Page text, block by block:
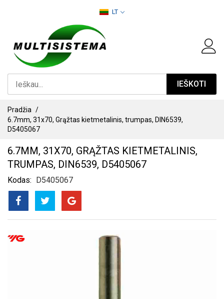
LT
IEŠKOTI
Pradžia
6.7mm, 31x70, Grąžtas kietmetalinis, trumpas, DIN6539,
D5405067
6.7MM, 31X70, GRĄŽTAS KIETMETALINIS,
TRUMPAS, DIN6539, D5405067
Kodas D5405067
PEREITI